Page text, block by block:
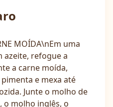
MOÍDA\nEm uma
azeite, refogue a
a carne moída,
e mexa até
Junte o molho de
o molho inglês, o